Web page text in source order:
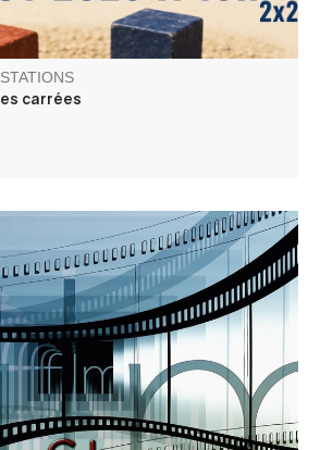
carrées
cinéma, de documentaires, amis
discuter !